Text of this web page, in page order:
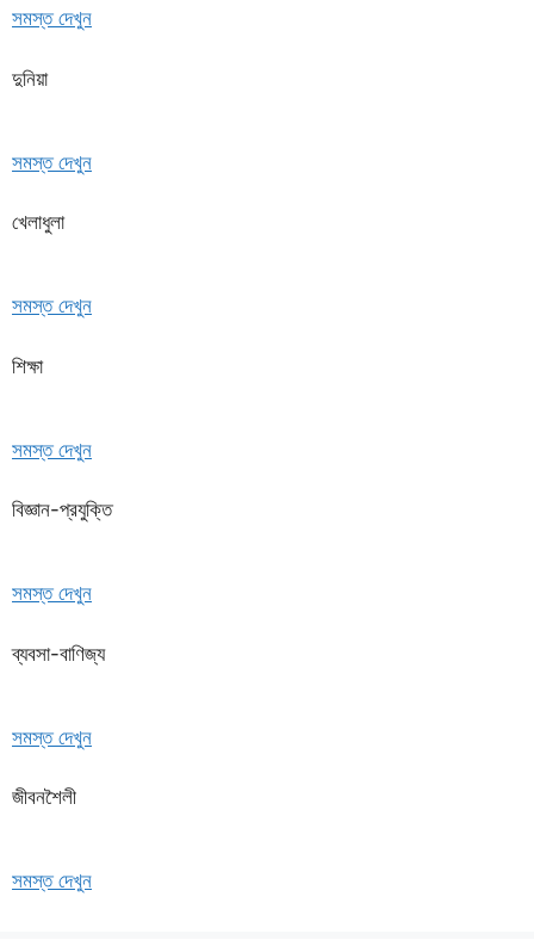
সমস্ত দেখুন
দুনিয়া
সমস্ত দেখুন
খেলাধুলা
সমস্ত দেখুন
শিক্ষা
সমস্ত দেখুন
বিজ্ঞান-প্রযুক্তি
সমস্ত দেখুন
ব্যবসা-বাণিজ্য
সমস্ত দেখুন
জীবনশৈলী
সমস্ত দেখুন